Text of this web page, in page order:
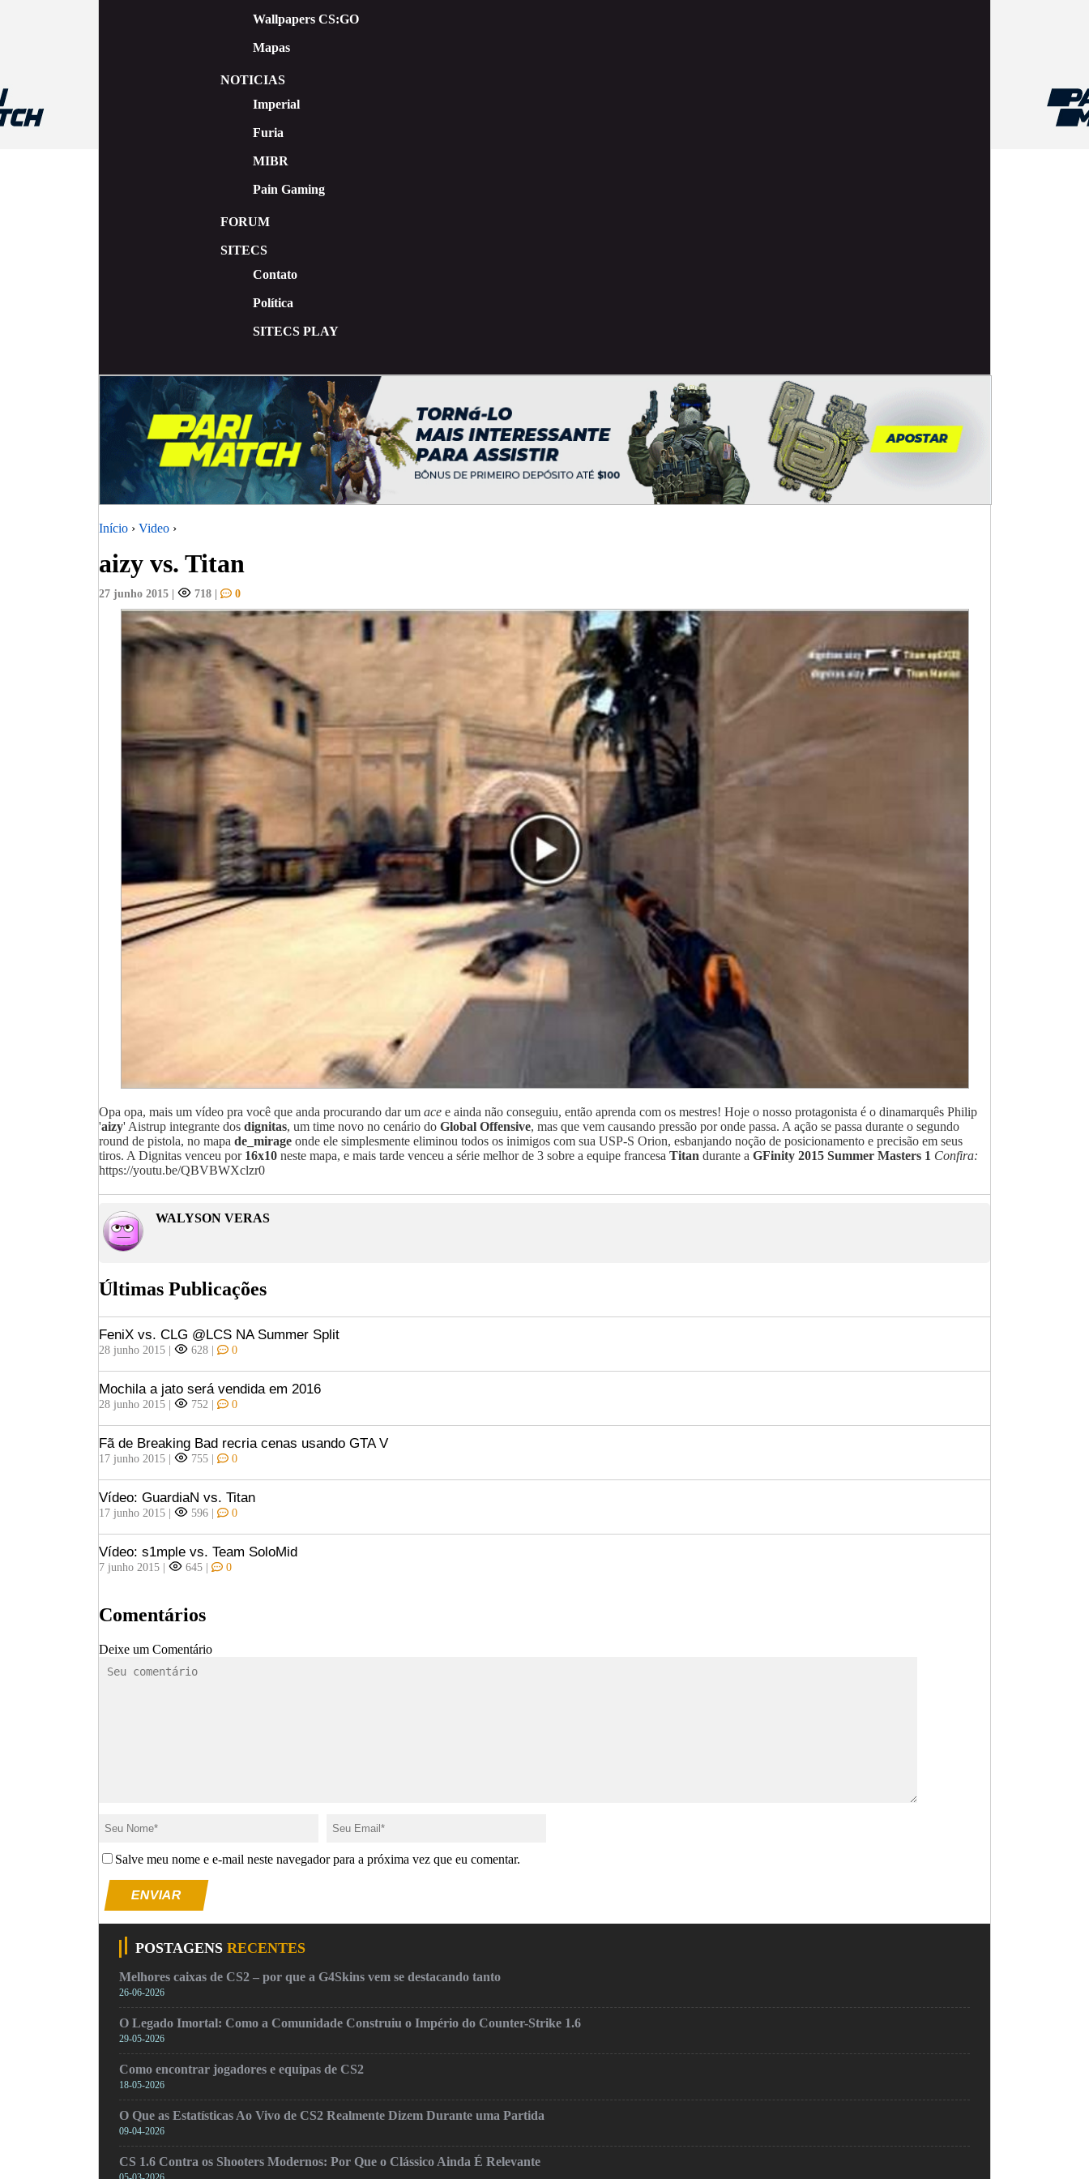
Wallpapers CS:GO
Mapas
NOTICIAS
Imperial
Furia
MIBR
Pain Gaming
FORUM
SITECS
Contato
Política
SITECS PLAY
Início › Video ›
aizy vs. Titan
27 junho 2015 | 718 | 0
Opa opa, mais um vídeo pra você que anda procurando dar um ace e ainda não conseguiu, então aprenda com os mestres! Hoje o nosso protagonista é o dinamarquês Philip
'aizy' Aistrup integrante dos dignitas, um time novo no cenário do Global Offensive, mas que vem causando pressão por onde passa. A ação se passa durante o segundo
round de pistola, no mapa de_mirage onde ele simplesmente eliminou todos os inimigos com sua USP-S Orion, esbanjando noção de posicionamento e precisão em seus
tiros. A Dignitas venceu por 16x10 neste mapa, e mais tarde venceu a série melhor de 3 sobre a equipe francesa Titan durante a GFinity 2015 Summer Masters 1 Confira:
https://youtu.be/QBVBWXclzr0
WALYSON VERAS
Últimas Publicações
FeniX vs. CLG @LCS NA Summer Split
28 junho 2015 | 628 | 0
Mochila a jato será vendida em 2016
28 junho 2015 | 752 | 0
Fã de Breaking Bad recria cenas usando GTA V
17 junho 2015 | 755 | 0
Vídeo: GuardiaN vs. Titan
17 junho 2015 | 596 | 0
Vídeo: s1mple vs. Team SoloMid
7 junho 2015 | 645 | 0
Comentários
Deixe um Comentário
Salve meu nome e e-mail neste navegador para a próxima vez que eu comentar.
ENVIAR
POSTAGENS RECENTES
Melhores caixas de CS2 – por que a G4Skins vem se destacando tanto
26-06-2026
O Legado Imortal: Como a Comunidade Construiu o Império do Counter-Strike 1.6
29-05-2026
Como encontrar jogadores e equipas de CS2
18-05-2026
O Que as Estatísticas Ao Vivo de CS2 Realmente Dizem Durante uma Partida
09-04-2026
CS 1.6 Contra os Shooters Modernos: Por Que o Clássico Ainda É Relevante